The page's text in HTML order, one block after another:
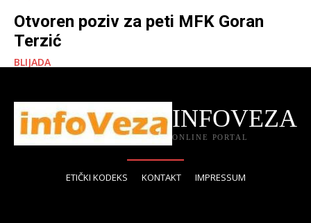
Otvoren poziv za peti MFK Goran
Terzić
BLIJADA
INFOVEZA
ONLINE PORTAL
ETIČKI KODEKS KONTAKT IMPRESSUM